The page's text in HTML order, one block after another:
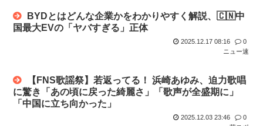
BYDとはどんな企業かをわかりやすく解説、🇨🇳中
国最大EVの「ヤバすぎる」正体
2025.12.17 08:16
0
ニュー速
【FNS歌謡祭】若返ってる！ 浜崎あゆみ、迫力歌唱
に驚き「あの頃に戻った綺麗さ」「歌声が全盛期に」
「中国に立ち向かった」
2025.12.03 23:46
0